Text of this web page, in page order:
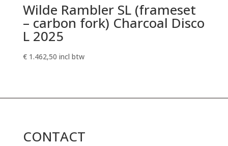
Wilde Rambler SL (frameset
– carbon fork) Charcoal Disco
L 2025
€1.462,50 incl btw
CONTACT